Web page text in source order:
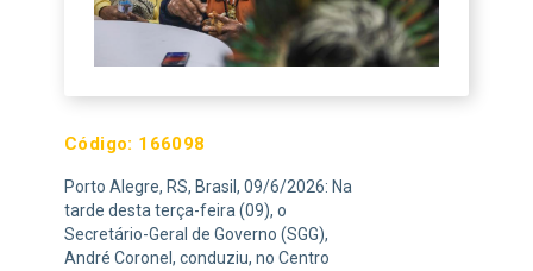
Código: 166098
Porto Alegre, RS, Brasil, 09/6/2026: Na
tarde desta terça-feira (09), o
Secretário-Geral de Governo (SGG),
André Coronel, conduziu, no Centro